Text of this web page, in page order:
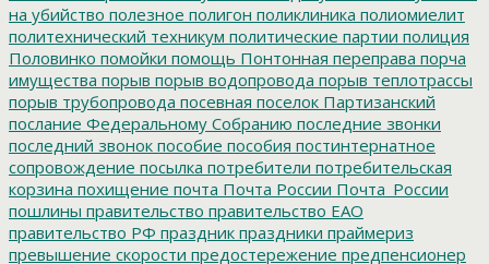
на убийство полезное полигон поликлиника полиомиелит
политехнический техникум политические партии полиция
Половинко помойки помощь Понтонная переправа порча
имущества порыв порыв водопровода порыв теплотрассы
порыв трубопровода посевная поселок Партизанский
послание Федеральному Собранию последние звонки
последний звонок пособие пособия постинтернатное
сопровождение посылка потребители потребительская
корзина похищение почта Почта России Почта_России
пошлины правительство правительство ЕАО
правительство РФ праздник праздники праймериз
превышение скорости предостережение предпенсионер